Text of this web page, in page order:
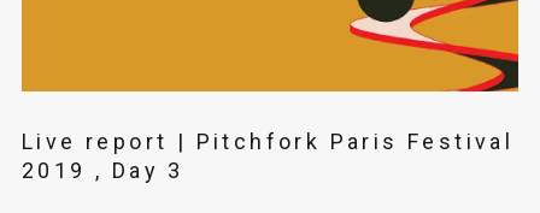
Live report | Pitchfork Paris Festival
2019 , Day 3